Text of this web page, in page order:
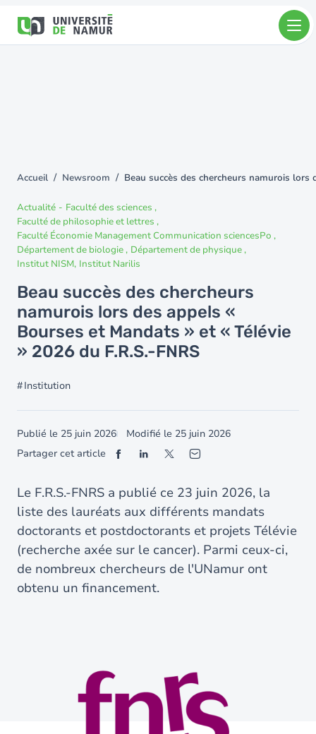
contenu
You
here
Accueil Newsroom Beau succès des chercheurs namurois lors
Actualité - Faculté des sciences
Faculté de philosophie et lettres
Faculté Économie Management Communication sciencesPo
Département de biologie
Département de physique
Institut NISM Institut Narilis
Beau succès des chercheurs
namurois lors des appels «
Bourses et Mandats » et « Télévie
» 2026 du F.R.S.-FNRS
Institution
Publié le 25 juin 2026 Modifié le 25 juin 2026
Partager cet article
Le F.R.S.-FNRS a publié ce 23 juin 2026, la
liste des lauréats aux différents mandats
doctorants et postdoctorants et projets Télévie
(recherche axée sur le cancer). Parmi ceux-ci,
de nombreux chercheurs de l'UNamur ont
obtenu un financement.